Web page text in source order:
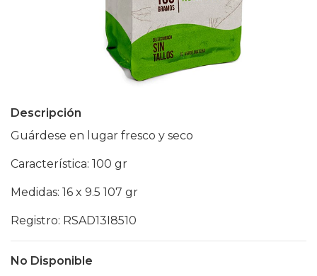
Descripción
Guárdese en lugar fresco y seco
Característica: 100 gr
Medidas: 16 x 9.5 107 gr
Registro: RSAD13I8510
No Disponible